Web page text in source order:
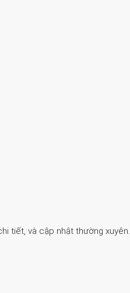
tiết, và cập nhật thường xuyên.